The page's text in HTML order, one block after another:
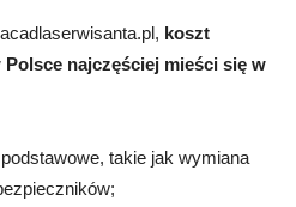
koszt
najczęściej mieści się w
takie jak wymiana